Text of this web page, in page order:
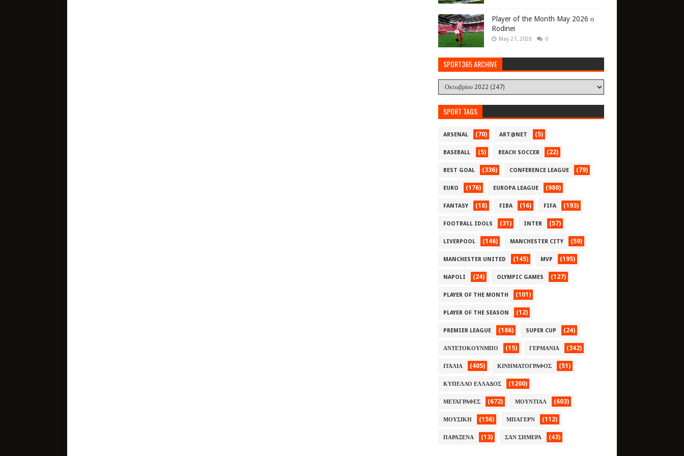
Player of the Month May 2026 ο
Rodinei
May 27, 2026 0
SPORT365 ARCHIVE
SPORT TAGS
ARSENAL (70) ART@NET (5)
BASEBALL (5) BEACH SOCCER (22)
BEST GOAL (336) CONFERENCE LEAGUE (79)
EURO (176) EUROPA LEAGUE (980)
FANTASY (18) FIBA (16) FIFA (193)
FOOTBALL IDOLS (31) INTER (57)
LIVERPOOL (146) MANCHESTER CITY (59)
MANCHESTER UNITED (145) MVP (195)
NAPOLI (24) OLYMPIC GAMES (127)
PLAYER OF THE MONTH (101)
PLAYER OF THE SEASON (12)
PREMIER LEAGUE (186) SUPER CUP (24)
ΑΝΤΕΤΟΚΟΥΝΜΠΟ (15) ΓΕΡΜΑΝΙΑ (342)
ΙΤΑΛΙΑ (405) ΚΙΝΗΜΑΤΟΓΡΑΦΟΣ (51)
ΚΥΠΕΛΛΟ ΕΛΛΑΔΟΣ (1200)
ΜΕΤΑΓΡΑΦΕΣ (672) ΜΟΥΝΤΙΑΛ (603)
ΜΟΥΣΙΚΗ (156) ΜΠΑΓΕΡΝ (112)
ΠΑΡΑΞΕΝΑ (13) ΣΑΝ ΣΗΜΕΡΑ (43)